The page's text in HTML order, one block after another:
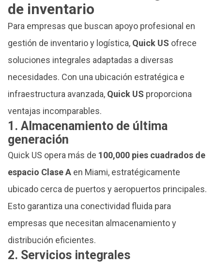
de inventario
Para empresas que buscan apoyo profesional en
gestión de inventario y logística, Quick US ofrece
soluciones integrales adaptadas a diversas
necesidades. Con una ubicación estratégica e
infraestructura avanzada, Quick US proporciona
ventajas incomparables.
1. Almacenamiento de última
generación
Quick US opera más de 100,000 pies cuadrados de
espacio Clase A en Miami, estratégicamente
ubicado cerca de puertos y aeropuertos principales.
Esto garantiza una conectividad fluida para
empresas que necesitan almacenamiento y
distribución eficientes.
2. Servicios integrales